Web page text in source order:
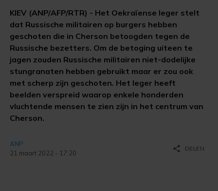
KIEV (ANP/AFP/RTR) - Het Oekraïense leger stelt
dat Russische militairen op burgers hebben
geschoten die in Cherson betoogden tegen de
Russische bezetters. Om de betoging uiteen te
jagen zouden Russische militairen niet-dodelijke
stungranaten hebben gebruikt maar er zou ook
met scherp zijn geschoten. Het leger heeft
beelden verspreid waarop enkele honderden
vluchtende mensen te zien zijn in het centrum van
Cherson.
ANP
21 maart 2022 - 17:20
share DELEN